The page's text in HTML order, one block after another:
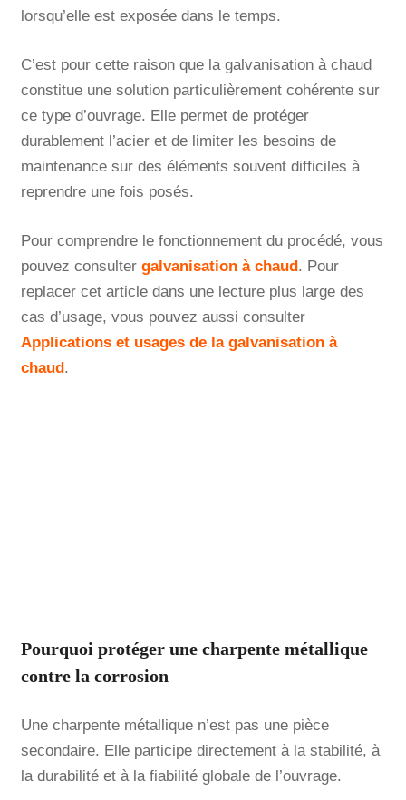
lorsqu’elle est exposée dans le temps.
C’est pour cette raison que la galvanisation à chaud
constitue une solution particulièrement cohérente sur
ce type d’ouvrage. Elle permet de protéger
durablement l’acier et de limiter les besoins de
maintenance sur des éléments souvent difficiles à
reprendre une fois posés.
Pour comprendre le fonctionnement du procédé, vous
pouvez consulter galvanisation à chaud. Pour
replacer cet article dans une lecture plus large des
cas d’usage, vous pouvez aussi consulter
Applications et usages de la galvanisation à
chaud.
Pourquoi protéger une charpente métallique
contre la corrosion
Une charpente métallique n’est pas une pièce
secondaire. Elle participe directement à la stabilité, à
la durabilité et à la fiabilité globale de l’ouvrage.